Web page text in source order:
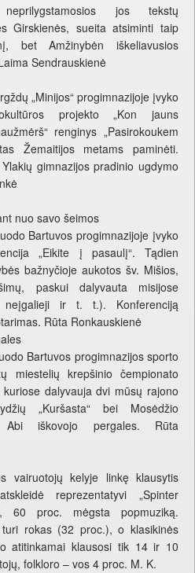
neprilygstamosios jos tekstų
Girskienės, sueita atsiminti taip
bet Amžinybėn iškeliavusios
Sendrauskienė
„Minijos“ progimnazijoje įvyko
projekto „Kon jauns
renginys „Pasirokoukem
Žemaitijos metams paminėti.
gimnazijos pradinio ugdymo
nuo savo šeimos
Bartuvos progimnazijoje įvyko
„Eikite į pasaulį“. Tądien
bažnyčioje aukotos šv. Mišios,
paskui dalyvauta misijose
neįgalieji ir t. t.). Konferenciją
Rūta Ronkauskienė
Bartuvos progimnazijos sporto
miestelių krepšinio čempionato
dalyvauja dvi mūsų rajono
„Kuršasta“ bei Mosėdžio
Abi iškovojo pergales. Rūta
vairuotojų kelyje linkę klausytis
reprezentatyvi „Spinter
60 proc. mėgsta popmuziką.
rokas (32 proc.), o klasikinės
atitinkamai klausosi tik 14 ir 10
folkloro – vos 4 proc. M. K.